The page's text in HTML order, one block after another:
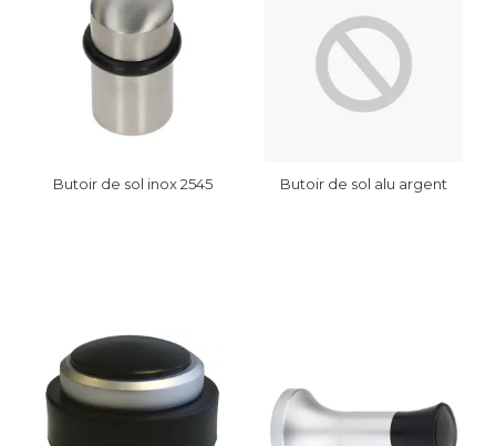
Butoir de sol inox 2545 Butoir de sol alu argent